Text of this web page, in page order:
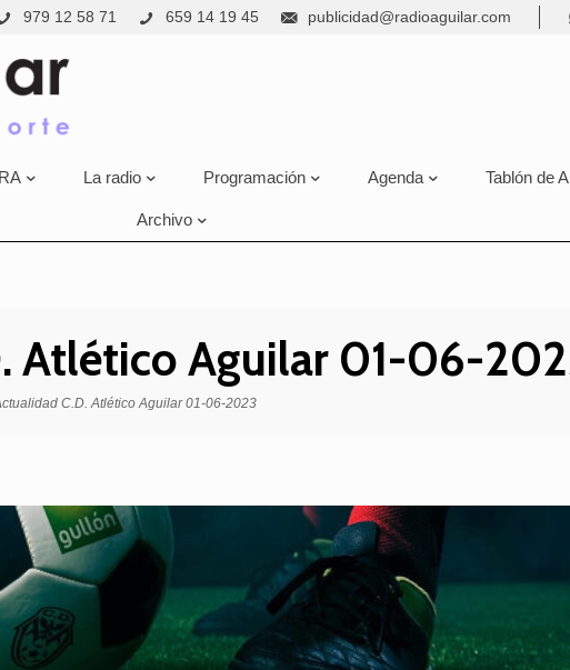
979 12 58 71 659 14 19 45 publicidad@radioaguilar.com
La radio Programación Agenda Tablón de
Archivo
Atlético Aguilar 01-06-
C.D. Atlético Aguilar 01-06-2023